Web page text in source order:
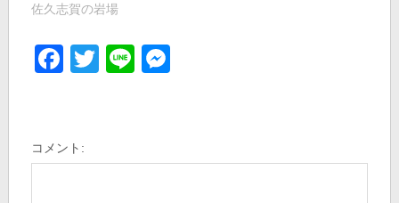
佐久志賀の岩場
Facebook
Twitter
Line
コメント: